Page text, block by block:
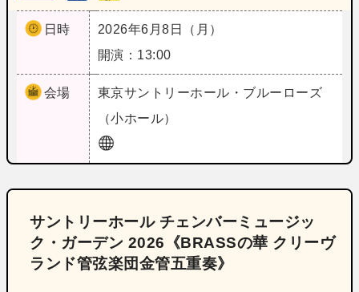
日時
2026年6月8日（月）
開演：13:00
会場 東京サントリーホール・ブルーローズ
（小ホール）
サントリーホール チェンバーミュージッ
ク・ガーデン 2026《BRASSの華 クリーヴ
ランド管弦楽団金管五重奏》